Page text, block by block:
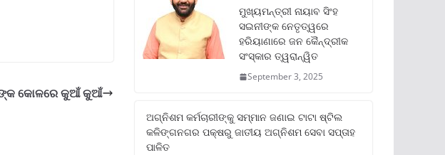
କୋଳରେ କୁଆଁ କୁଆଁ
ମୁଖ୍ୟମନ୍ତ୍ରୀ ନାୟାବ ସିଂହ
ସଇନୀଙ୍କ ନେତୃତ୍ୱରେ
ହରିୟାଣାରେ ଜନ କୈନ୍ଦ୍ରୀକ
ସଂସ୍କାର ତ୍ୱରାନ୍ୱିତ
September 3, 2025
ଅଗ୍ନିଶମ କର୍ମଚାରୀଙ୍କୁ ସମ୍ମାନ ଜଣାଇ ଟାଟା ଷ୍ଟିଲ
କଳିଙ୍ଗନଗର ପକ୍ଷରୁ ଜାତୀୟ ଅଗ୍ନିଶମ ସେବା ସପ୍ତାହ
ପାଳିତ